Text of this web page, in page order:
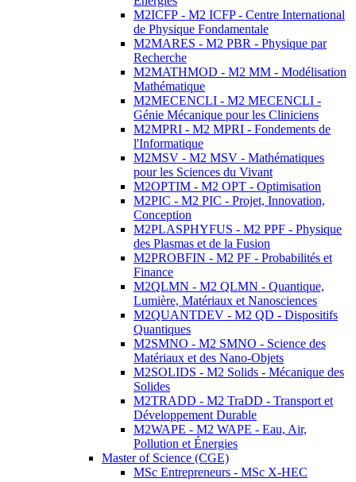
M2ICFP - M2 ICFP - Centre International
de Physique Fondamentale
M2MARES - M2 PBR - Physique par
Recherche
M2MATHMOD - M2 MM - Modélisation
Mathématique
M2MECENCLI - M2 MECENCLI -
Génie Mécanique pour les Cliniciens
M2MPRI - M2 MPRI - Fondements de
l'Informatique
M2MSV - M2 MSV - Mathématiques
pour les Sciences du Vivant
M2OPTIM - M2 OPT - Optimisation
M2PIC - M2 PIC - Projet, Innovation,
Conception
M2PLASPHYFUS - M2 PPF - Physique
des Plasmas et de la Fusion
M2PROBFIN - M2 PF - Probabilités et
Finance
M2QLMN - M2 QLMN - Quantique,
Lumière, Matériaux et Nanosciences
M2QUANTDEV - M2 QD - Dispositifs
Quantiques
M2SMNO - M2 SMNO - Science des
Matériaux et des Nano-Objets
M2SOLIDS - M2 Solids - Mécanique des
Solides
M2TRADD - M2 TraDD - Transport et
Développement Durable
M2WAPE - M2 WAPE - Eau, Air,
Pollution et Énergies
Master of Science (CGE)
MSc Entrepreneurs - MSc X-HEC